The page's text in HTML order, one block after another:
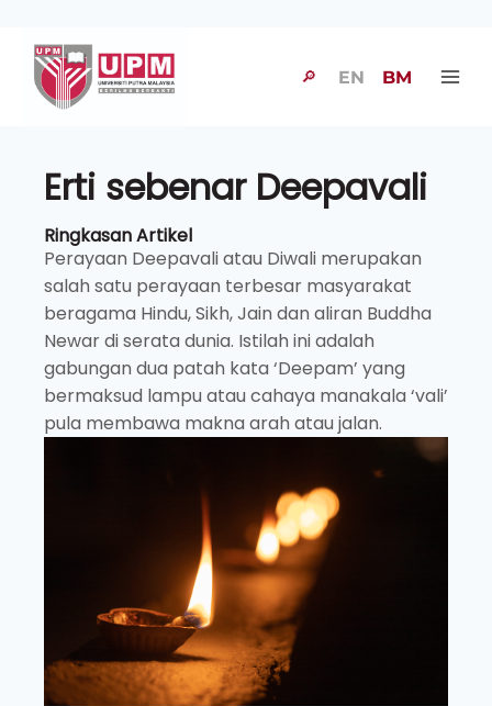
🔎 EN BM
Erti sebenar Deepavali
Ringkasan Artikel
Perayaan Deepavali atau Diwali merupakan
salah satu perayaan terbesar masyarakat
beragama Hindu, Sikh, Jain dan aliran Buddha
Newar di serata dunia. Istilah ini adalah
gabungan dua patah kata ‘Deepam’ yang
bermaksud lampu atau cahaya manakala ‘vali’
pula membawa makna arah atau jalan.